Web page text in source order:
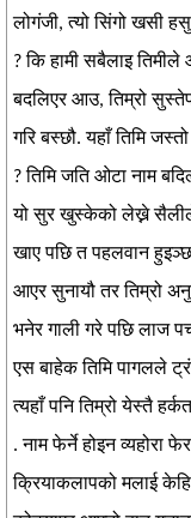
लोगंजी, त्यो सिंगो खसी
? कि हामी सबैलाइ
बदलिएर आउ, तिम्रो
गरि बस्छौ. यहाँ तिमि
? तिमि जति ओटा नाम
यो सुर खुस्केको लेख्ने सैलीले
खाए पछि त पहलवान
आएर सुनायौ तर तिम्रो
भनेर गाली गरे पछि लाज
एस बाहेक तिमि पागलले
त्यहाँ पनि तिम्रो येस्तै
. नाम फेर्ने होइन व्यहोरा
क्रियाकलापको मलाई